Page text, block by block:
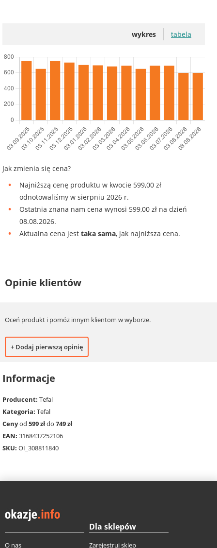
wykres tabela
Jak zmienia się cena?
Najniższą cenę produktu w kwocie 599,00 zł
odnotowaliśmy w sierpniu 2026 r.
Ostatnia znana nam cena wynosi 599,00 zł na dzień
08.08.2026.
Aktualna cena jest taka sama, jak najniższa cena.
Opinie klientów
Oceń produkt i pomóż innym klientom w wyborze.
+ Dodaj pierwszą opinię
Informacje
Producent: Tefal
Kategoria: Tefal
Cenyod 599 złdo 749 zł
EAN: 3168437252106
SKU: OI_308811840
O nas
Dla sklepów
Zarejestruj sklep